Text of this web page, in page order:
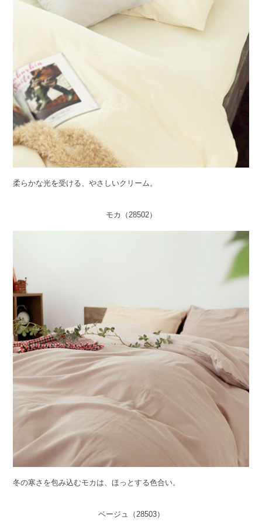
柔らかな光を受ける、やさしいクリーム。
モカ（28502）
冬の寒さを包み込むモカは、ほっとする色合い。
ベージュ（28503）